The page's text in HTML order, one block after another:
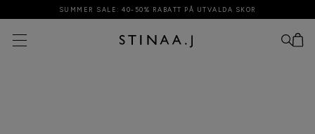
SUMMER SALE: 40-50% RABATT PÅ UTVALDA SKOR